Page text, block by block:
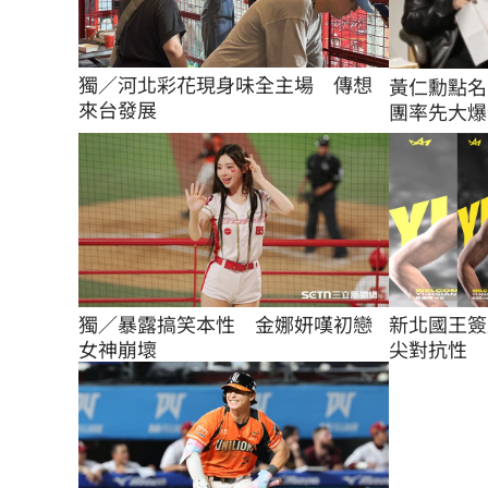
獨／河北彩花現身味全主場　傳想
來台發展
黃仁勳點
團率先大
獨／暴露搞笑本性　金娜妍嘆初戀
女神崩壞
新北國王
尖對抗性